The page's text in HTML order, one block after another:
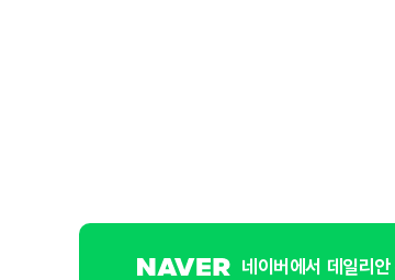
네이버에서 데일리